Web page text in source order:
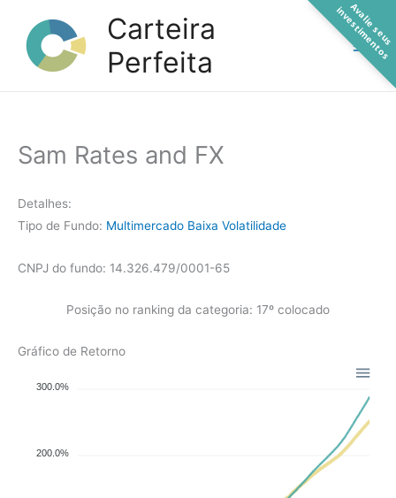
conteúdo
Carteira
Perfeita
Sam Rates and FX
Detalhes:
Tipo de Fundo: Multimercado Baixa Volatilidade
CNPJ do fundo: 14.326.479/0001-65
Posição no ranking da categoria: 17º colocado
Gráfico de Retorno
300.0%
200.0%
A
v
a
l
i
e
s
e
u
s
i
n
v
e
s
t
i
m
e
n
t
o
s